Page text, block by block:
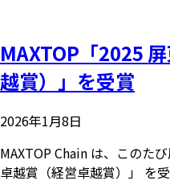
MAXTOP「2025
越賞）」を受賞
2026年1月8日
MAXTOP Chain は、このた
卓越賞（経営卓越賞）」 を